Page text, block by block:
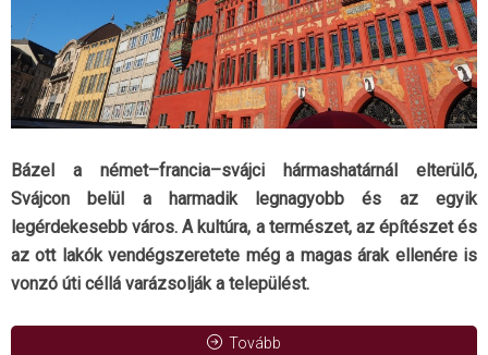
Bázel a német–francia–svájci hármashatárnál elterülő,
Svájcon belül a harmadik legnagyobb és az egyik
legérdekesebb város. A kultúra, a természet, az építészet és
az ott lakók vendégszeretete még a magas árak ellenére is
vonzó úti céllá varázsolják a települést.
Tovább